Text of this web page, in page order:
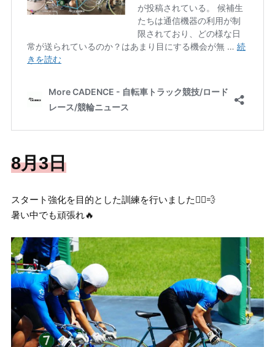
8月3日
スタート強化を目的とした訓練を行いました🚴‍♂️💨
暑い中でも頑張れ🔥